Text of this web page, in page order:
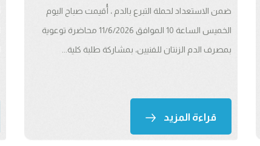
ضمن الاستعداد لحملة التبرع بالدم ، أُقيمت صباح اليوم
الخميس الساعة 10 الموافق 11/6/2026 محاضرة توعوية
بمصرف الدم الزنتان للفنيين، بمشاركة طلبة كلية...
قراءة المزيد